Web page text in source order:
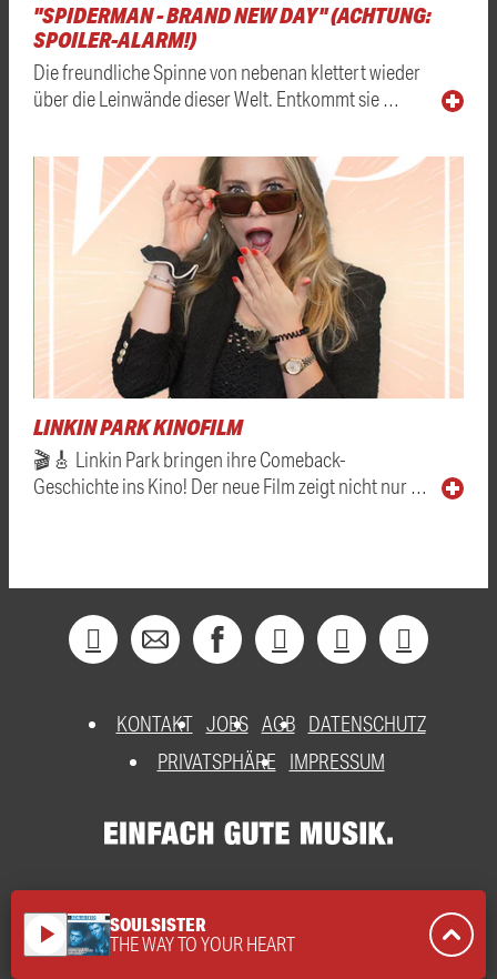
"SPIDERMAN - BRAND NEW DAY" (ACHTUNG:
SPOILER-ALARM!)
Die freundliche Spinne von nebenan klettert wieder
über die Leinwände dieser Welt. Entkommt sie …
LINKIN PARK KINOFILM
🎬🎸 Linkin Park bringen ihre Comeback-
Geschichte ins Kino! Der neue Film zeigt nicht nur …
KONTAKT JOBS AGB DATENSCHUTZ
PRIVATSPHÄRE
IMPRESSUM
play_arrow SOULSISTER
THE WAY TO YOUR HEART